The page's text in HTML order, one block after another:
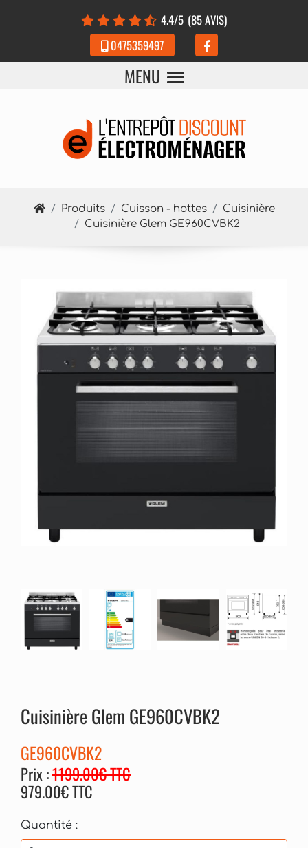
4.4/5 (85 AVIS)
0475359497
MENU
Produits Cuisson - hottes
Cuisinière
Cuisinière Glem GE960CVBK2
Cuisinière Glem GE960CVBK2
GE960CVBK2
Prix :1199.00€ TTC
979.00€ TTC
Quantité :